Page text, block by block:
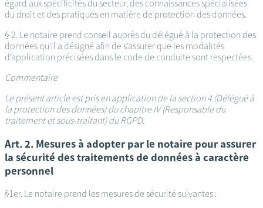
égard aux spécificités du secteur, des connaissances spécialisées
du droit et des pratiques en matière de protection des données.
§ 2. Le notaire prend conseil auprès du délégué à la protection des
données qu’il a désigné afin de s’assurer que les modalités
d’application précisées dans le code de conduite sont respectées.
Commentaire
Le présent article est pris en application de la section 4 (Délégué à
la protection des données) du chapitre IV (Responsable du
traitement et sous-traitant) du RGPD.
Art. 2. Mesures à adopter par le notaire pour assurer
la sécurité des traitements de données à caractère
personnel
§1er. Le notaire prend les mesures de sécurité suivantes :